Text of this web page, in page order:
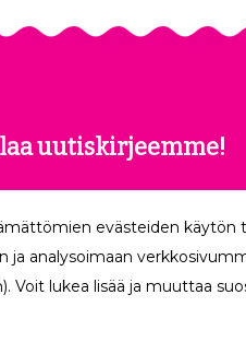
uutiskirjeemme!
edut suoraan
evästeiden
analysoimaan
lukea lisää ja muuttaa